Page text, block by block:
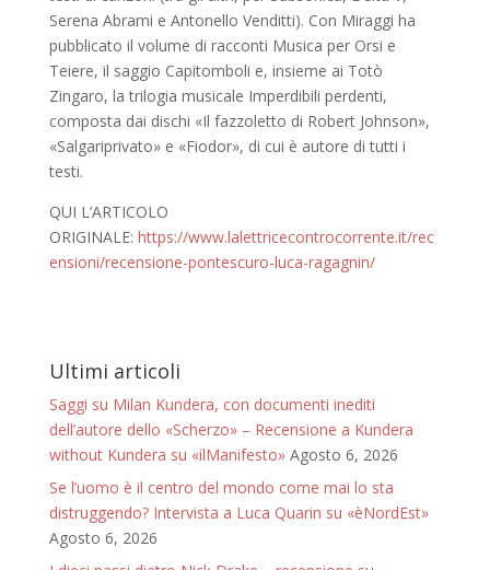
Serena Abrami e Antonello Venditti). Con Miraggi ha
pubblicato il volume di racconti Musica per Orsi e
Teiere, il saggio Capitomboli e, insieme ai Totò
Zingaro, la trilogia musicale Imperdibili perdenti,
composta dai dischi «Il fazzoletto di Robert Johnson»,
«Salgariprivato» e «Fiodor», di cui è autore di tutti i
testi.
QUI L’ARTICOLO
ORIGINALE: https://www.lalettricecontrocorrente.it/rec
ensioni/recensione-pontescuro-luca-ragagnin/
Ultimi articoli
Saggi su Milan Kundera, con documenti inediti
dell’autore dello «Scherzo» – Recensione a Kundera
without Kundera su «ilManifesto» Agosto 6, 2026
Se l’uomo è il centro del mondo come mai lo sta
distruggendo? Intervista a Luca Quarin su «èNordEst»
Agosto 6, 2026